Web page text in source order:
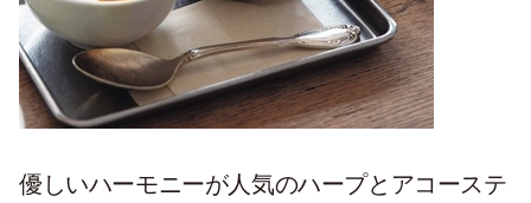
優しいハーモニーが人気のハープとアコーステ